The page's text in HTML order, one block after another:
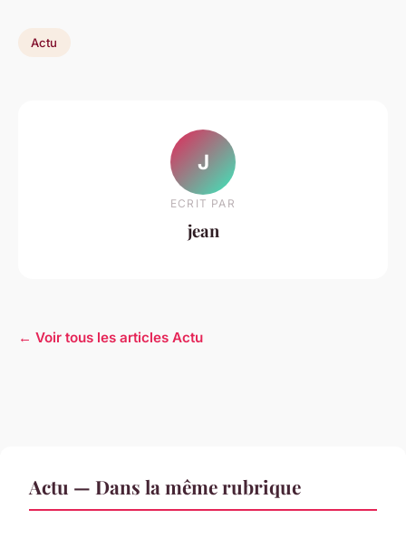
Actu
J
ECRIT PAR
jean
← Voir tous les articles Actu
Actu — Dans la même rubrique